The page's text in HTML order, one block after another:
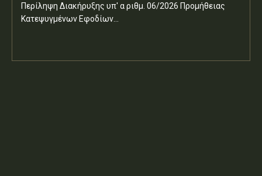
Περίληψη Διακήρυξης υπ' α ριθμ. 06/2026 Προμήθειας
Κατεψυγμένων Εφοδίων...